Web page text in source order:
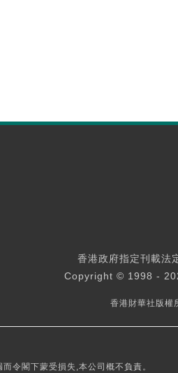
香港政府指定刊載法
Copyright © 1998 -
香港財華社版權
令閣下蒙受損失,本公司概不負責。